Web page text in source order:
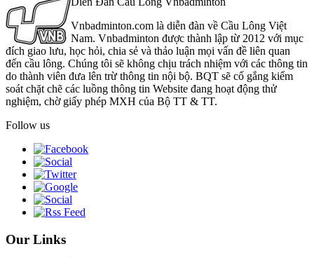
Vnbadminton.com là diễn đàn về Cầu Lông Việt
Nam. Vnbadminton được thành lập từ 2012 với mục
đích giao lưu, học hỏi, chia sẻ và thảo luận mọi vấn đề liên quan
đến cầu lông. Chúng tôi sẽ không chịu trách nhiệm với các thông tin
do thành viên đưa lên trừ thông tin nội bộ. BQT sẽ cố gắng kiểm
soát chặt chẽ các luồng thông tin Website đang hoạt động thử
nghiệm, chờ giấy phép MXH của Bộ TT & TT.
Follow us
Our Links